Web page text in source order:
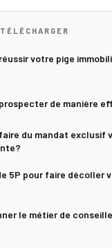
votre pige
de manière
du mandat exclusif
5P pour faire décoller
le métier de